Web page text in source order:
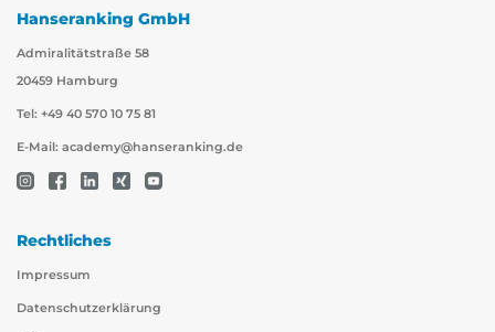
Hanseranking GmbH
Admiralitätstraße 58
20459 Hamburg
Tel: +49 40 570 10 75 81
E-Mail: academy@hanseranking.de
Rechtliches
Impressum
Datenschutzerklärung